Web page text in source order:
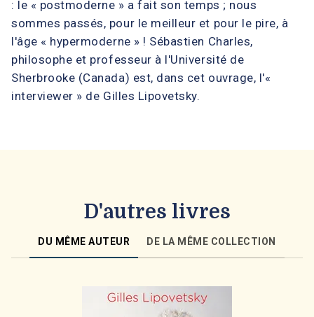
: le « postmoderne » a fait son temps ; nous
sommes passés, pour le meilleur et pour le pire, à
l'âge « hypermoderne » ! Sébastien Charles,
philosophe et professeur à l'Université de
Sherbrooke (Canada) est, dans cet ouvrage, l'«
interviewer » de Gilles Lipovetsky.
D'autres livres
DU MÊME AUTEUR DE LA MÊME COLLECTION